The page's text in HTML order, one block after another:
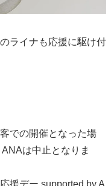
ライナも応援に駆け付
での開催となった場
は中止となりま